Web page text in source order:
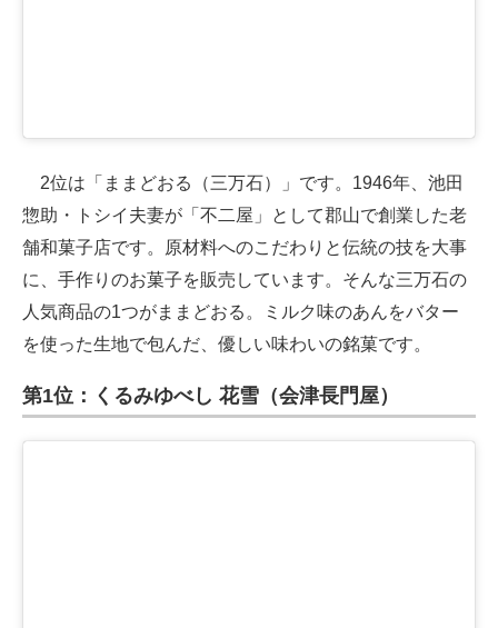
2位は「ままどおる（三万石）」です。1946年、池田
惣助・トシイ夫妻が「不二屋」として郡山で創業した老
舗和菓子店です。原材料へのこだわりと伝統の技を大事
に、手作りのお菓子を販売しています。そんな三万石の
人気商品の1つがままどおる。ミルク味のあんをバター
を使った生地で包んだ、優しい味わいの銘菓です。
第1位：くるみゆべし 花雪（会津長門屋）